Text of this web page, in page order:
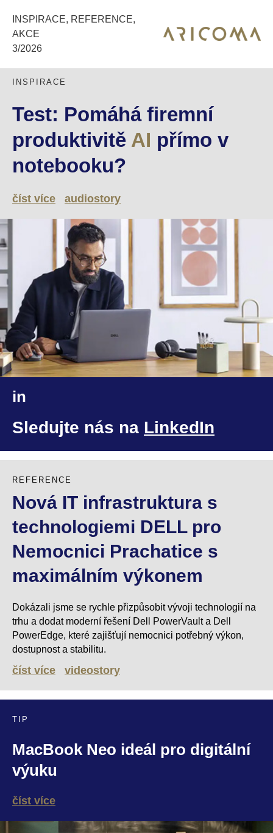
INSPIRACE, REFERENCE,
AKCE
3/2026
INSPIRACE
Test: Pomáhá firemní
produktivitě AI přímo v
notebooku?
číst více audiostory
in
Sledujte nás na LinkedIn
REFERENCE
Nová IT infrastruktura s
technologiemi DELL pro
Nemocnici Prachatice s
maximálním výkonem
Dokázali jsme se rychle přizpůsobit vývoji technologií na
trhu a dodat moderní řešení Dell PowerVault a Dell
PowerEdge, které zajišťují nemocnici potřebný výkon,
dostupnost a stabilitu.
číst více videostory
TIP
MacBook Neo ideál pro digitální
výuku
číst více